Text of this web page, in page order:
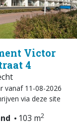
Victor
4
vanaf 11-08-2026
via deze site
103 m2